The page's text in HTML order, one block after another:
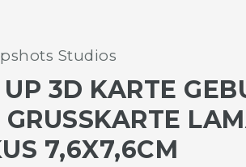
Studios
3D KARTE
7,6X7,6CM